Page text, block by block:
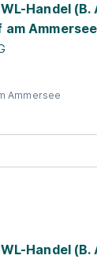
Handel (B.
Ammersee
Ammersee
Handel (B.